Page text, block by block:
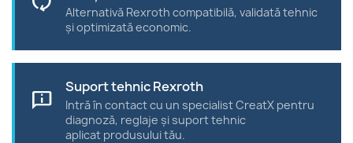
Alternativă Rexroth compatibilă, validată tehnic
și optimizată economic.
chat_info
Suport tehnic Rexroth
Intră în contact cu un specialist CreatX pentru
diagnoză, reglaje și suport tehnic
aplicat produsului tău.